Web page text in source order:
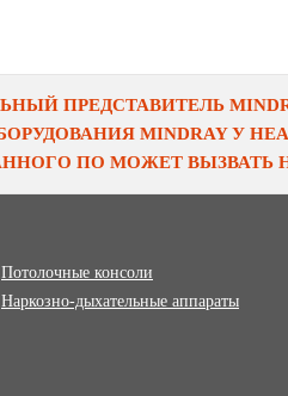
ПРЕДСТАВИТЕЛЬ
MINDRAY У
ПО МОЖЕТ ВЫЗВАТЬ
Потолочные консоли
Наркозно-дыхательные аппараты